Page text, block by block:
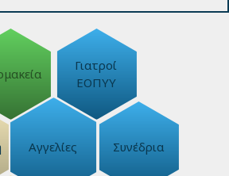
Γιατροί
ΕΟΠΥΥ
Αγγελίες Συνέδρια